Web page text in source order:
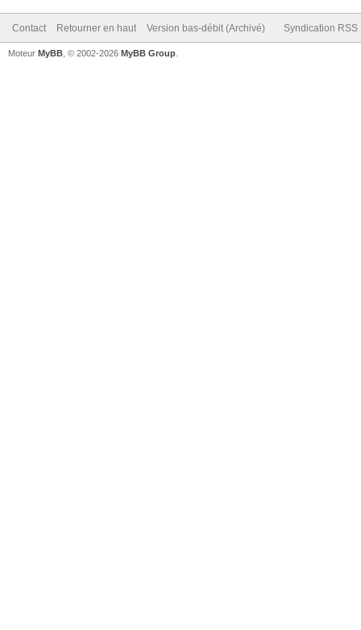
Contact Retourner en haut Version bas-débit (Archivé) Syndication RSS
Moteur MyBB , © 2002-2026 MyBB Group